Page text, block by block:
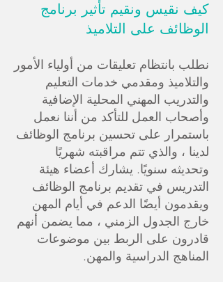
كيف نقيس ونقيم تأثير برنامج
الوظائف على التلاميذ
نطلب بانتظام تعليقات من أولياء الأمور
والتلاميذ ومقدمي خدمات التعليم
والتدريب المهني المحلية الإضافية
وأصحاب العمل للتأكد من أننا نعمل
باستمرار على تحسين برنامج الوظائف
لدينا ، والذي تتم مراقبته شهريًا
وتحديثه سنويًا. يشارك أعضاء هيئة
التدريس في تقديم برنامج الوظائف
ويقدمون أيضًا الدعم في أيام المهن
خارج الجدول الزمني ، مما يضمن أنهم
قادرون على الربط بين موضوعات
المناهج الدراسية والمهن.